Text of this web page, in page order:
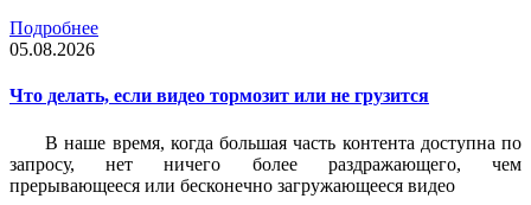
Подробнее
05.08.2026
Что делать, если видео тормозит или не грузится
В наше время, когда большая часть контента доступна по
запросу, нет ничего более раздражающего, чем
прерывающееся или бесконечно загружающееся видео